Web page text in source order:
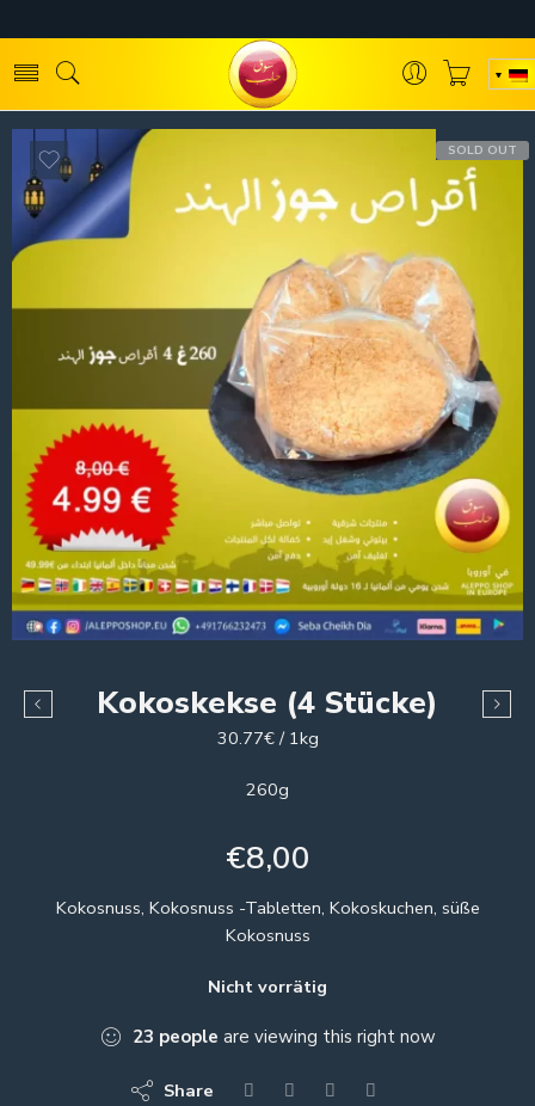
SOLD OUT
Kokoskekse (4 Stücke)
30.77€ / 1kg
260g
€8,00
Kokosnuss, Kokosnuss -Tabletten, Kokoskuchen, süße
Kokosnuss
Nicht vorrätig
23 people are viewing this right now
Share